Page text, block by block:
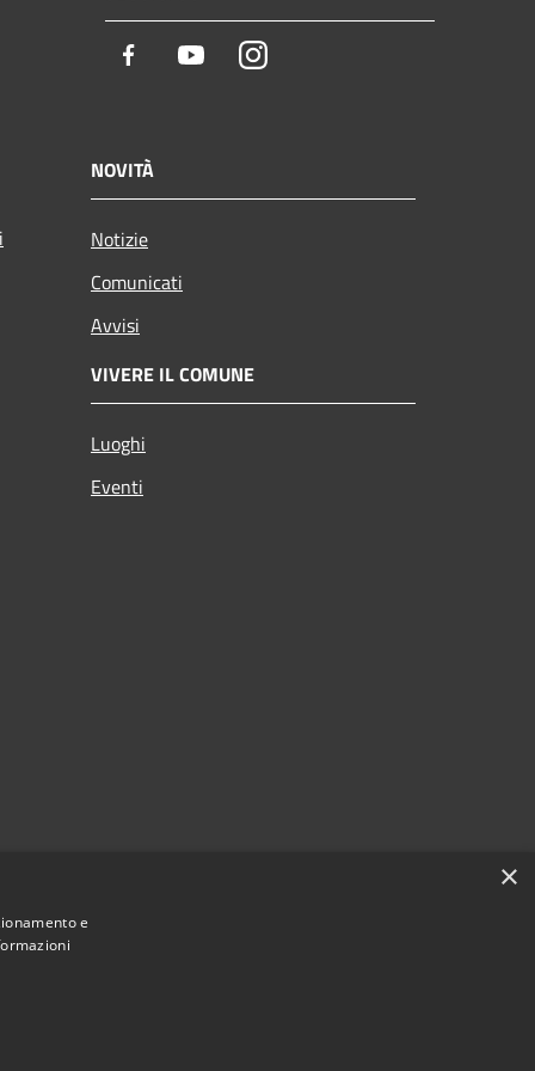
Facebook YoutubeInstagram
NOVITÀ
Notizie
Comunicati
Avvisi
VIVERE IL COMUNE
Luoghi
Eventi
×
e